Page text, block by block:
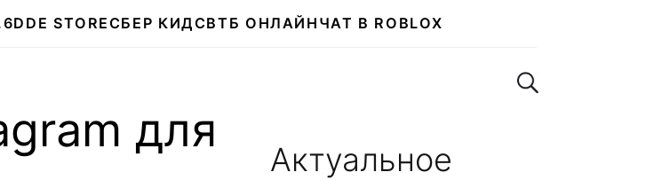
DDE STORE СБЕР КИДСВТБ ОНЛАЙН ЧАТ В ROBLOX
Поиск по сайту
для
Актуальное